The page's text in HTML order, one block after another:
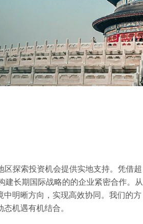
探索投资机会提供实地支持。凭借超
建长期国际战略的的企业紧密合作。从
明晰方向，实现高效协同。我们的方
机遇有机结合。